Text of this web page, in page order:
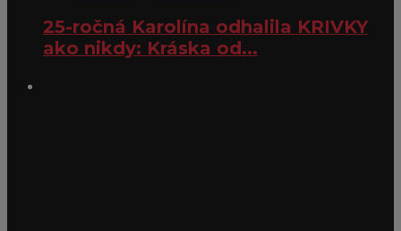
25-ročná Karolína odhalila KRIVKY
ako nikdy: Kráska od...